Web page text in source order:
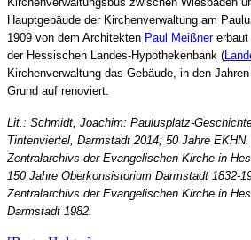
Hauptgebäude der Kirchenverwaltung am
1909 von dem Architekten Paul Meißnererbaut
der Hessischen Landes-Hypothekenbank (
Kirchenverwaltung das Gebäude, in den
Grund auf renoviert.
Lit.: Schmidt, Joachim: Paulusplatz-
Tintenviertel, Darmstadt 2014; 50 Jahre
Zentralarchivs der Evangelischen Kirche in
150 Jahre Oberkonsistorium Darmstadt 1832-
Zentralarchivs der Evangelischen Kirche in
Darmstadt 1982.